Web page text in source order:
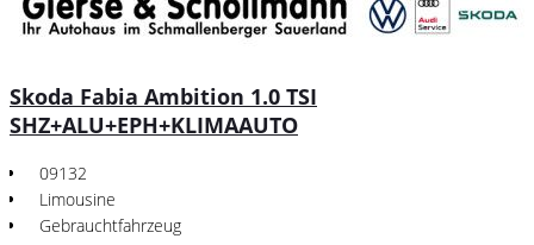
Skoda Fabia Ambition 1.0 TSI
SHZ+ALU+EPH+KLIMAAUTO
09132
Limousine
Gebrauchtfahrzeug